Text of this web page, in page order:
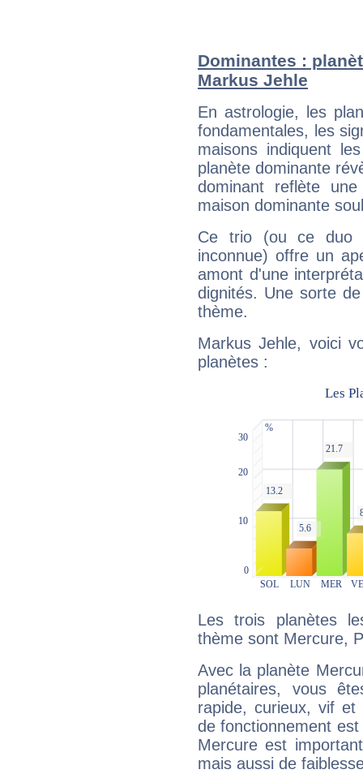
Dominantes :
Markus Jehle
En astrologie, les
fondamentales, les
maisons indiquent
planète dominante
dominant reflète
maison dominante
Ce trio (ou ce duo
inconnue) offre un
amont d'une
dignités. Une sorte
thème.
Markus Jehle, voici
planètes :
Les trois planètes
thème sont Mercure,
Avec la planète
planétaires, vous
rapide, curieux, vif et
de fonctionnement
Mercure est
mais aussi de